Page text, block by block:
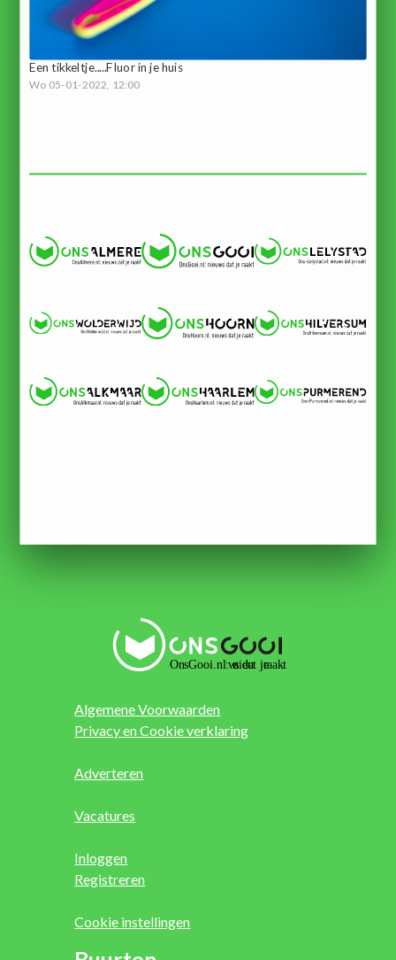
Een tikkeltje.....Fluor in je huis
Wo 05-01-2022, 12:00
Algemene Voorwaarden
Privacy en Cookie verklaring
Adverteren
Vacatures
Inloggen
Registreren
Cookie instellingen